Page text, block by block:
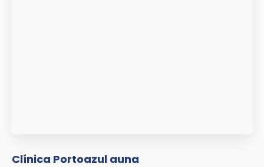
Clínica Portoazul auna